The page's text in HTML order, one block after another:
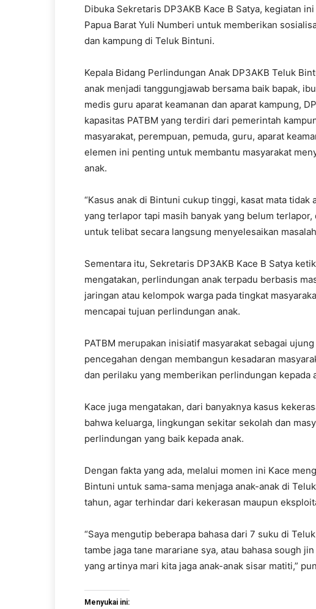
Dibuka Sekretaris DP3AKB Kace B Satya, kegiatan
Papua Barat Yuli Numberi untuk memberikan
dan kampung di Teluk Bintuni.
Kepala Bidang Perlindungan Anak DP3AKB Teluk
anak menjadi tanggungjawab bersama baik bapak,
medis guru aparat keamanan dan aparat kampung,
kapasitas PATBM yang terdiri dari pemerintah
masyarakat, perempuan, pemuda, guru, aparat
elemen ini penting untuk membantu masyarakat
anak.
“Kasus anak di Bintuni cukup tinggi, kasat mata
yang terlapor tapi masih banyak yang belum
untuk telibat secara langsung menyelesaikan
Sementara itu, Sekretaris DP3AKB Kace B Satya
mengatakan, perlindungan anak terpadu berbasis
jaringan atau kelompok warga pada tingkat
mencapai tujuan perlindungan anak.
PATBM merupakan inisiatif masyarakat sebagai
pencegahan dengan membangun kesadaran
dan perilaku yang memberikan perlindungan kepada
Kace juga mengatakan, dari banyaknya kasus
bahwa keluarga, lingkungan sekitar sekolah dan
perlindungan yang baik kepada anak.
Dengan fakta yang ada, melalui momen ini Kace
Bintuni untuk sama-sama menjaga anak-anak di
tahun, agar terhindar dari kekerasan maupun
“Saya mengutip beberapa bahasa dari 7 suku di
tambe jaga tane marariane sya, atau bahasa sough
yang artinya mari kita jaga anak-anak sisar matiti,”
Menyukai ini: